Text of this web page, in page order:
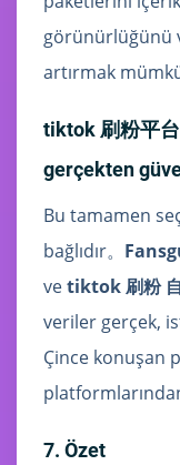
görünürlüğünü
artırmak
tiktok 刷粉平
gerçekten
Bu tamamen
bağlıdır。
vetiktok 刷粉
veriler gerçek,
Çince konuşan
7. Özet